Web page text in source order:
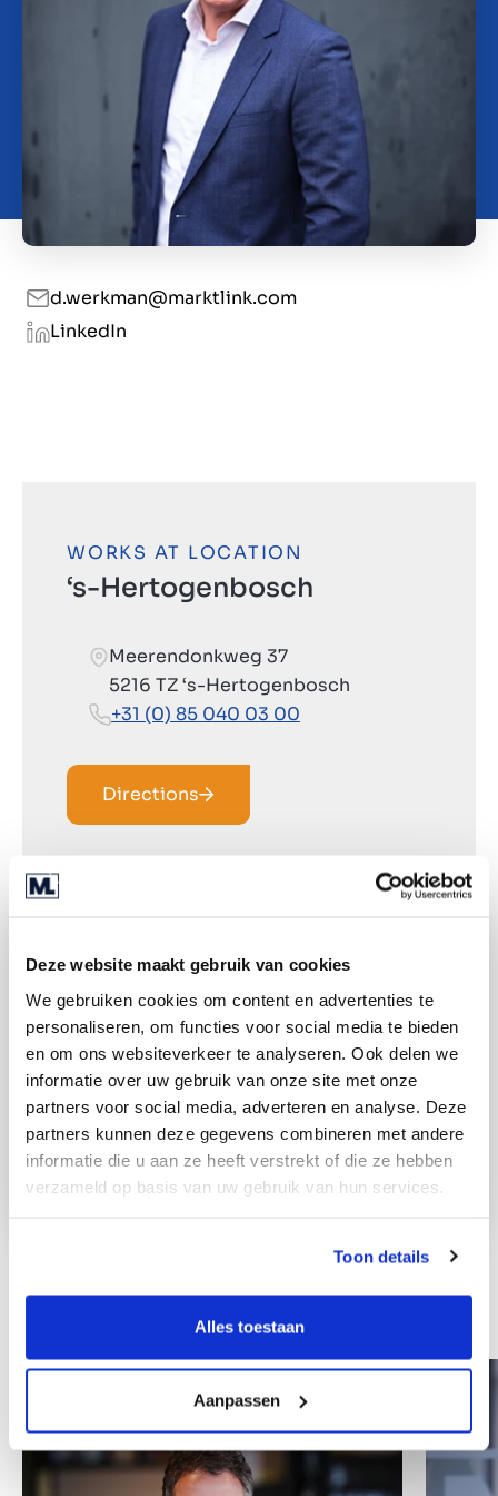
Deze website maakt gebruik van cookies
We gebruiken cookies om content en advertenties te
personaliseren, om functies voor social media te bieden
en om ons websiteverkeer te analyseren. Ook delen we
informatie over uw gebruik van onze site met onze
partners voor social media, adverteren en analyse. Deze
partners kunnen deze gegevens combineren met andere
informatie die u aan ze heeft verstrekt of die ze hebben
verzameld op basis van uw gebruik van hun services.
Toon details
Alles toestaan
Aanpassen
d.werkman@marktlink.com
LinkedIn
WORKS AT LOCATION
‘s-Hertogenbosch
Meerendonkweg 37
5216 TZ ‘s-Hertogenbosch
+31 (0) 85 040 03 00
Directions
Other colleagues